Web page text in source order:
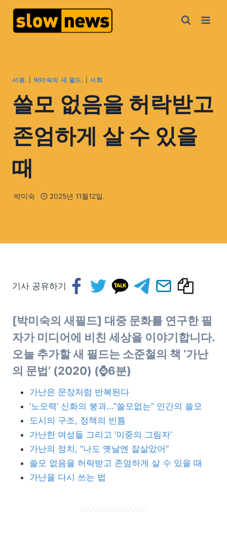
서평. 박미숙의 새 필드. |사회
쓸모 없음을 허락받고
존엄하게 살 수 있을
때
박미숙 2025년 11월12일.
기사 공유하기
[박미숙의 새필드] 대중 문화를 연구한 필
자가 미디어에 비친 세상을 이야기합니다.
오늘 추가할 새 필드는 소준철의 책 ‘가난
의 문법’ (2020) (⌚6분)
가난은 문장처럼 반복된다
‘노오력’ 신화의 붕괴…“쓸모없는” 인간의 쓸모
도시의 구조, 정책의 빈틈
가난한 여성들 그리고 ‘이중의 그림자’
가난의 정치, “나도 옛날엔 잘살았어”
쓸모 없음을 허락받고 존엄하게 살 수 있을 때
가난을 다시 쓰는 법